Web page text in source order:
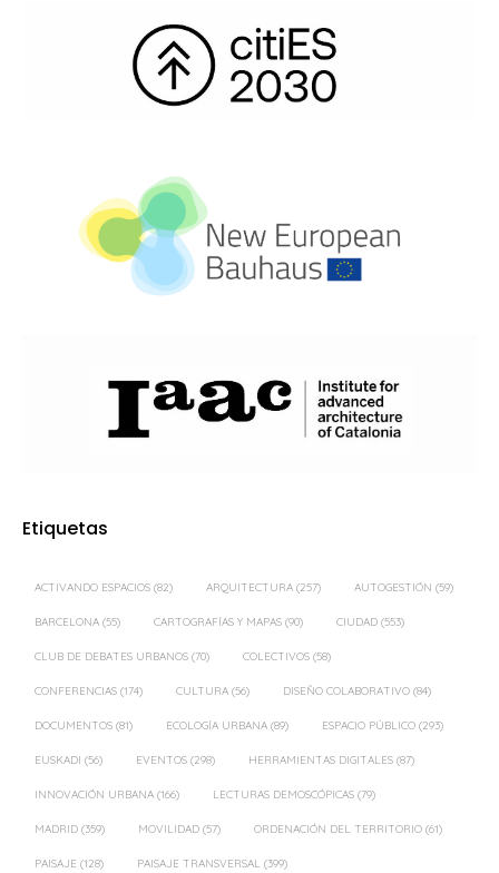
Etiquetas
ACTIVANDO ESPACIOS (82) ARQUITECTURA (257) AUTOGESTIÓN (59)
BARCELONA (55) CARTOGRAFÍAS Y MAPAS (90) CIUDAD (553)
CLUB DE DEBATES URBANOS (70) COLECTIVOS (58)
CONFERENCIAS (174) CULTURA (56) DISEÑO COLABORATIVO (84)
DOCUMENTOS (81) ECOLOGÍA URBANA (89) ESPACIO PÚBLICO (293)
EUSKADI (56) EVENTOS (298) HERRAMIENTAS DIGITALES (87)
INNOVACIÓN URBANA (166) LECTURAS DEMOSCÓPICAS (79)
MADRID (359) MOVILIDAD (57) ORDENACIÓN DEL TERRITORIO (61)
PAISAJE (128) PAISAJE TRANSVERSAL (399)